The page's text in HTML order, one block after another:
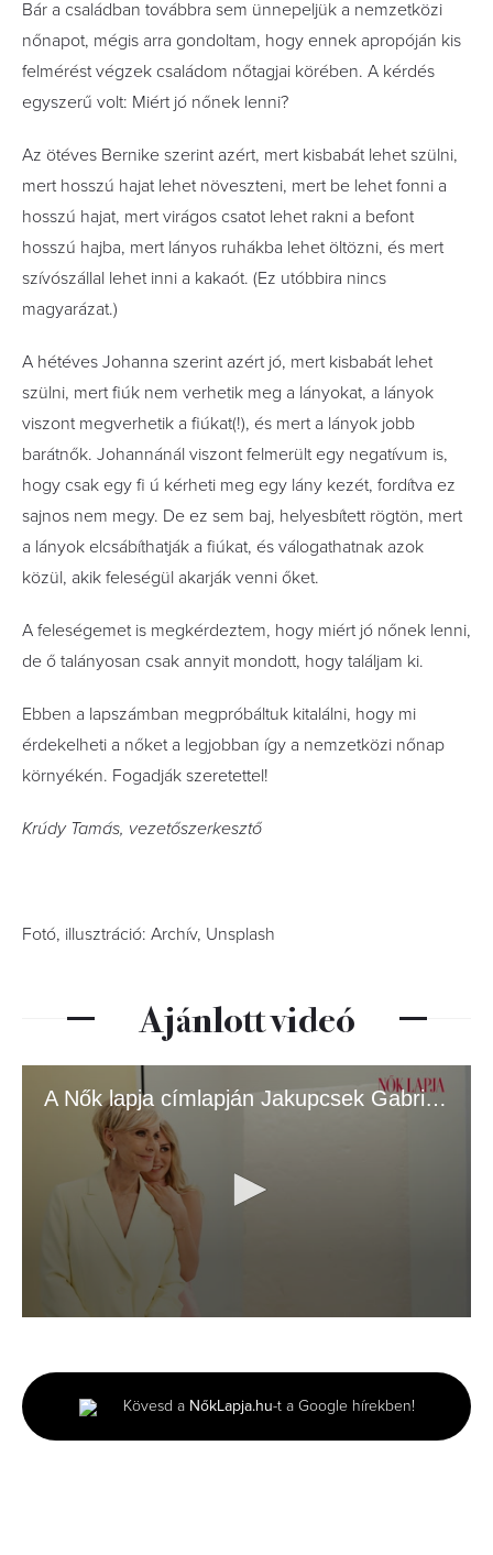
Bár a családban továbbra sem ünnepeljük a nemzetközi
nőnapot, mégis arra gondoltam, hogy ennek apropóján kis
felmérést végzek családom nőtagjai körében. A kérdés
egyszerű volt: Miért jó nőnek lenni?
Az ötéves Bernike szerint azért, mert kisbabát lehet szülni,
mert hosszú hajat lehet növeszteni, mert be lehet fonni a
hosszú hajat, mert virágos csatot lehet rakni a befont
hosszú hajba, mert lányos ruhákba lehet öltözni, és mert
szívószállal lehet inni a kakaót. (Ez utóbbira nincs
magyarázat.)
A hétéves Johanna szerint azért jó, mert kisbabát lehet
szülni, mert fiúk nem verhetik meg a lányokat, a lányok
viszont megverhetik a fiúkat(!), és mert a lányok jobb
barátnők. Johannánál viszont felmerült egy negatívum is,
hogy csak egy fi ú kérheti meg egy lány kezét, fordítva ez
sajnos nem megy. De ez sem baj, helyesbített rögtön, mert
a lányok elcsábíthatják a fiúkat, és válogathatnak azok
közül, akik feleségül akarják venni őket.
A feleségemet is megkérdeztem, hogy miért jó nőnek lenni,
de ő talányosan csak annyit mondott, hogy találjam ki.
Ebben a lapszámban megpróbáltuk kitalálni, hogy mi
érdekelheti a nőket a legjobban így a nemzetközi nőnap
környékén. Fogadják szeretettel!
Krúdy Tamás, vezetőszerkesztő
Fotó, illusztráció: Archív, Unsplash
Ajánlott videó
A Nők lapja címlapján Jakupcsek Gabriella és lánya, Emma Róza
minutes,
51
seconds
Kövesd a NőkLapja.hu-t a Google hírekben!